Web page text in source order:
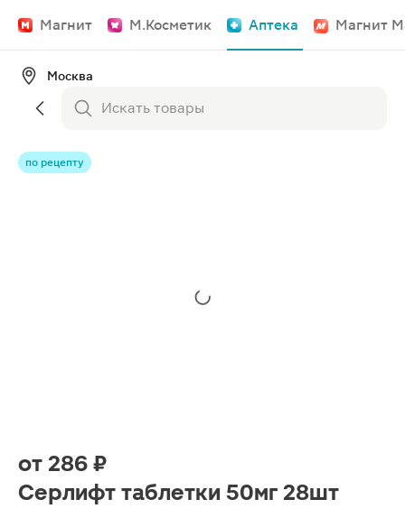
Магнит М.Косметик Аптека Магнит
Москва
по рецепту
от 286 ₽
Серлифт таблетки 50мг 28шт